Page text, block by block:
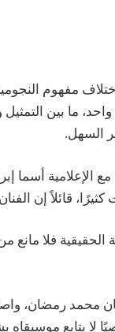
مفهوم
ما بين التمثيل
السهل.
الإعلامية أسما
كثيرًا، قائلاً إن
الحقيقية فلا
رمضان،
لا يتابع موسيقاه